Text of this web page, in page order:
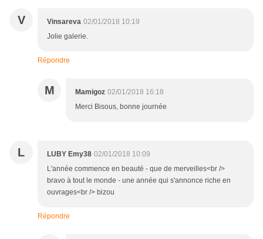
V Vinsareva 02/01/2018 10:19
Jolie galerie.
Répondre
M Mamigoz 02/01/2018 16:18
Merci Bisous, bonne journée
L LUBY Emy38 02/01/2018 10:09
L'année commence en beauté - que de merveilles<br />
bravo à tout le monde - une année qui s'annonce riche en
ouvrages<br /> bizou
Répondre